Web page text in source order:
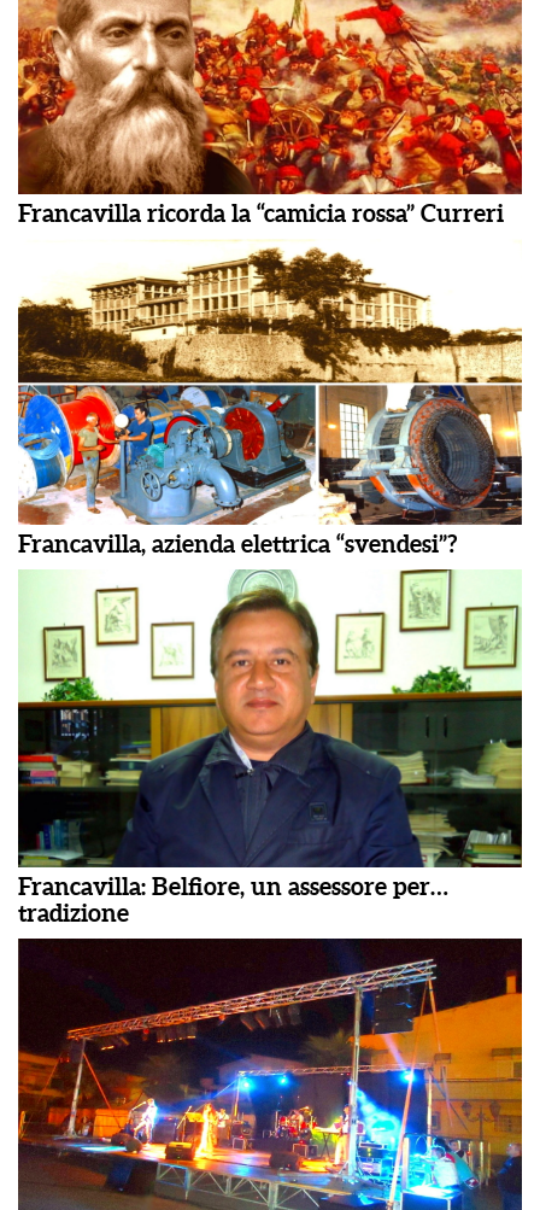
Francavilla ricorda la “camicia rossa” Curreri
Francavilla, azienda elettrica “svendesi”?
Francavilla: Belfiore, un assessore per…
tradizione